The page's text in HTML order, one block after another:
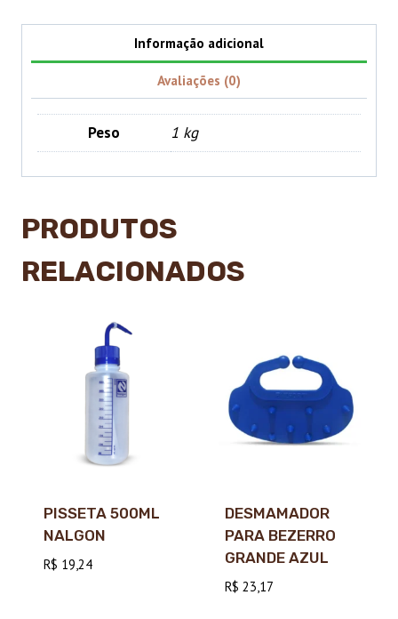
Informação adicional
Avaliações (0)
Peso 1 kg
PRODUTOS
RELACIONADOS
PISSETA 500ML
NALGON
R$ 19,24
DESMAMADOR
PARA BEZERRO
GRANDE AZUL
R$ 23,17